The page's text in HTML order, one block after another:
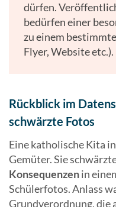
dürfen.
bedürfen einer
zu einem
Flyer, Website etc.).
Rückblick im
schwärzte Fotos
Eine katholische Kita
Gemüter. Sie
Konsequenzenin
Schülerfotos. Anlass
Grundverordnung, die